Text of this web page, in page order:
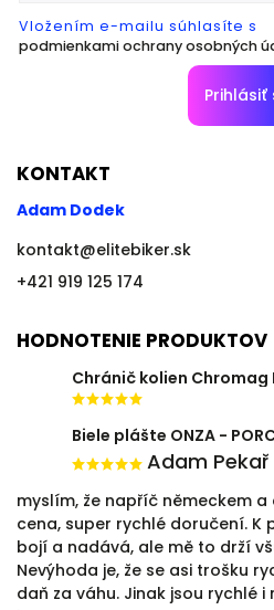
Vložením e-mailu súhlasíte s
podmienkami ochrany osobných
Prihlásiť
KONTAKT
Adam Dodek
kontakt@elitebiker.sk
+421 919 125 174
HODNOTENIE PRODUKTOV
Chránič kolien Chromag
Biele plášte ONZA -
Adam Pekař
myslím, že napříč německem
cena, super rychlé doručení. K
bojí a nadává, ale mě to drží
Nevýhoda je, že se asi trošku
daň za váhu. Jinak jsou rychlé